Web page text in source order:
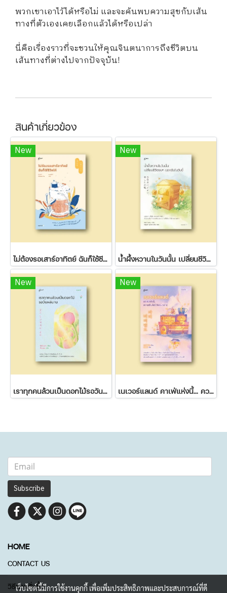
พวกเขาเอาไว้ได้หรือไม่ และจะค้นพบความสุขกับเส้น
ทางที่ตัวเองเคยเลือกแล้วได้หรือเปล่า
นี่คือเรื่องราวที่จะชวนให้คุณจินตนาการถึงชีวิตบน
เส้นทางที่ต่างไปจากปัจจุบัน!
สินค้าเกี่ยวข้อง
New
ไม่ต้องรอเสาร์อาทิตย์ ฉันก็ใช้ชีวิตได้
New
น้ำผึ้งหวานในวันนั้น เปลี่ยนชีวิตขมๆ ของฉันในวันนี้
New
เราทุกคนล้วนเป็นดอกไม้รอวันผลิบาน
New
เนเวอร์แลนด์ คาเฟ่แห่งนี้... ความฝันไม่มีวันหมดอายุ
Subscribe
HOME
CONTACT US
วิธีการสั่งซื้อ
เว็บไซต์นี้มีการใช้งานคุกกี้ เพื่อเพิ่มประสิทธิภาพและประสบการณ์ที่ดี